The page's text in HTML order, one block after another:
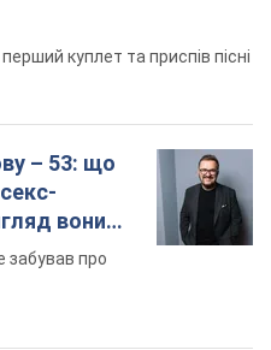
куплет та приспів пісні
– 53: що
вони
забував про